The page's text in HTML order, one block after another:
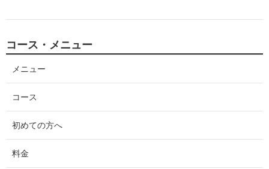
コース・メニュー
メニュー
コース
初めての方へ
料金